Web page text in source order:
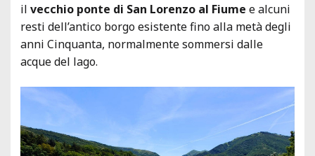
il vecchio ponte di San Lorenzo al Fiume e alcuni
resti dell’antico borgo esistente fino alla metà degli
anni Cinquanta, normalmente sommersi dalle
acque del lago.